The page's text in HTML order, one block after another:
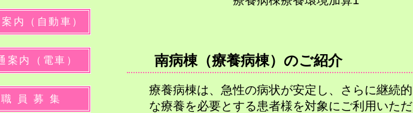
南病棟（療養病棟）のご紹介
療養病棟は、急性の病状が安定し、さらに継続的
な療養を必要とする患者様を対象にご利用いただ
内（自動車）
案内（電車）
職 員 募 集